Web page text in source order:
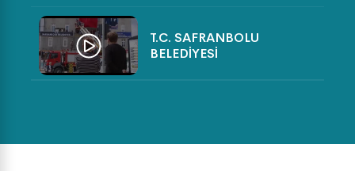
T.C. SAFRANBOLU
BELEDİYESİ